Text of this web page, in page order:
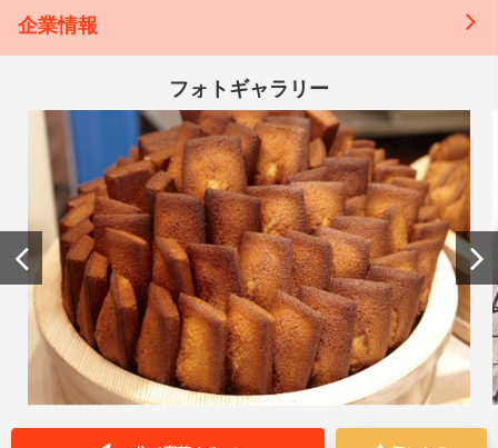
企業情報
フォトギャラリー